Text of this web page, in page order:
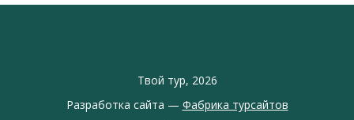
Твой тур, 2026
Разработка сайта — Фабрика турсайтов